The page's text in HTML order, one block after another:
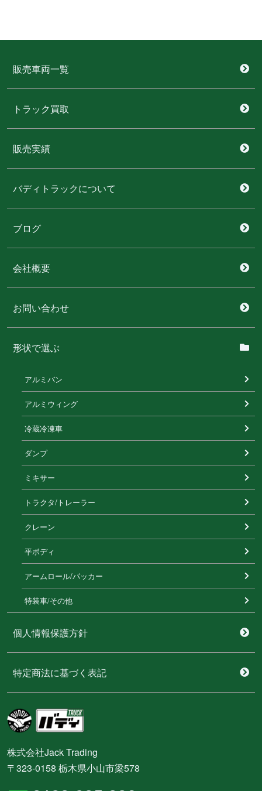
販売車両一覧
トラック買取
販売実績
バディトラックについて
ブログ
会社概要
お問い合わせ
形状で選ぶ
アルミバン
アルミウィング
冷蔵冷凍⾞
ダンプ
ミキサー
トラクタ/トレーラー
クレーン
平ボディ
アームロール/パッカー
特装⾞/その他
個人情報保護方針
特定商法に基づく表記
株式会社Jack Trading
〒323-0158 栃木県小山市梁578